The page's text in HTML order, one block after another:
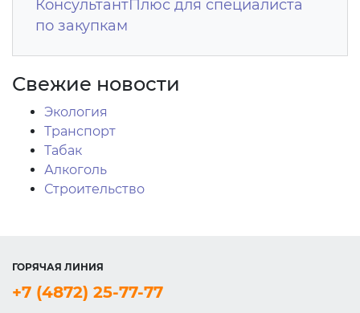
КонсультантПлюс для специалиста
по закупкам
Свежие новости
Экология
Транспорт
Табак
Алкоголь
Строительство
ГОРЯЧАЯ ЛИНИЯ
+7 (4872) 25-77-77